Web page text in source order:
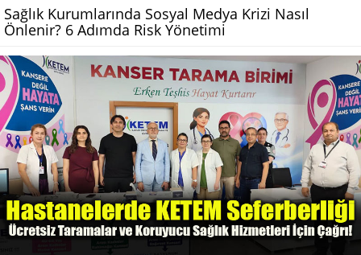
Sağlık Kurumlarında Sosyal Medya Krizi Nasıl
Önlenir? 6 Adımda Risk Yönetimi